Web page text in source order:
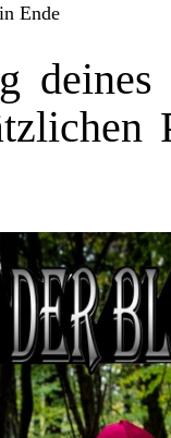
Ende